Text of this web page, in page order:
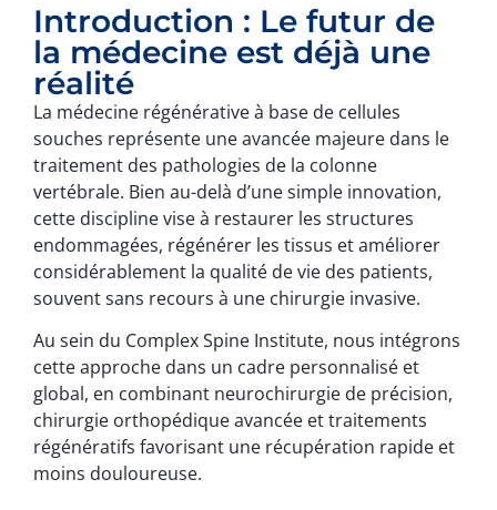
Introduction : Le futur de
la médecine est déjà une
réalité
La médecine régénérative à base de cellules
souches représente une avancée majeure dans le
traitement des pathologies de la colonne
vertébrale. Bien au-delà d’une simple innovation,
cette discipline vise à restaurer les structures
endommagées, régénérer les tissus et améliorer
considérablement la qualité de vie des patients,
souvent sans recours à une chirurgie invasive.
Au sein du Complex Spine Institute, nous intégrons
cette approche dans un cadre personnalisé et
global, en combinant neurochirurgie de précision,
chirurgie orthopédique avancée et traitements
régénératifs favorisant une récupération rapide et
moins douloureuse.